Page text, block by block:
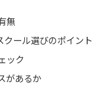
無
ール選びのポイント
ック
があるか